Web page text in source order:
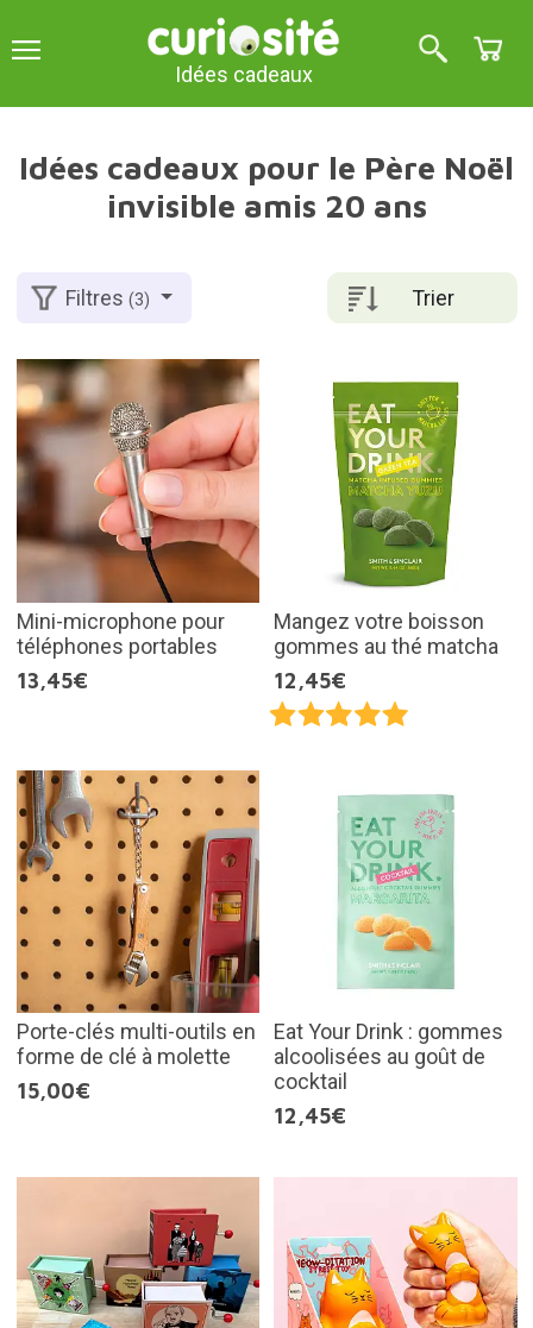
Idées cadeaux
Idées cadeaux pour le Père Noël
invisible amis 20 ans
Trier
Filtres(3)
Mini-microphone pour
téléphones portables
13,45€
Mangez votre boisson
gommes au thé matcha
12,45€
Porte-clés multi-outils en
forme de clé à molette
15,00€
Eat Your Drink : gommes
alcoolisées au goût de
cocktail
12,45€